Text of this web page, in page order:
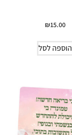
₪15.00
הוספה לסל